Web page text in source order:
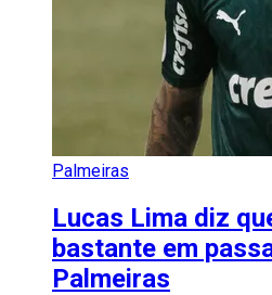
Palmeiras
Lucas Lima diz
bastante em
Palmeiras